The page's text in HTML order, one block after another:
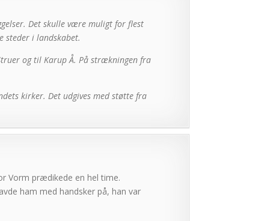
Det skulle være muligt for flest
steder i landskabet.
og til Karup Å. På strækningen fra
kirker. Det udgives med støtte fra
Vorm prædikede en hel time.
ham med handsker på, han var